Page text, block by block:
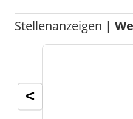
Stellenanzeigen |
<